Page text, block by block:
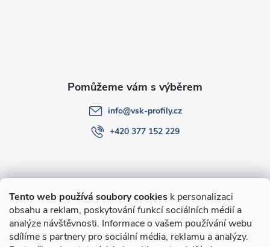
Tento web používá soubory cookies k personalizaci
obsahu a reklam, poskytování funkcí sociálních médií a
analýze návštěvnosti. Informace o vašem používání webu
sdílíme s partnery pro sociální média, reklamu a analýzy.
O nákupu
info@vsk-profily.cz
+420 377 152 229